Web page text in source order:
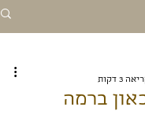
ברמה
3 דקות